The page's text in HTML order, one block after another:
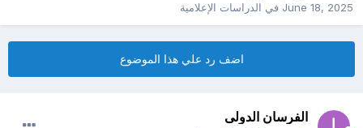
June 18, 2025في الدراسات الإعلامية
اضف رد علي هذا الموضوع
الفرسان الدولى